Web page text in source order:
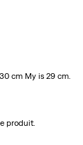
cm My is 29 cm.
produit.